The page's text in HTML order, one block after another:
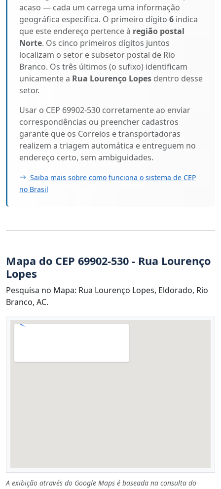
acaso — cada um carrega uma informação
geográfica específica. O primeiro dígito 6 indica
que este endereço pertence à região postal
Norte. Os cinco primeiros dígitos juntos
localizam o setor e subsetor postal de Rio
Branco. Os três últimos (o sufixo) identificam
unicamente a Rua Lourenço Lopes dentro desse
setor.
Usar o CEP 69902-530 corretamente ao enviar
correspondências ou preencher cadastros
garante que os Correios e transportadoras
realizem a triagem automática e entreguem no
endereço certo, sem ambiguidades.
Saiba mais sobre como funciona o sistema de CEP
no Brasil
Mapa do CEP 69902-530 - Rua Lourenço
Lopes
Pesquisa no Mapa: Rua Lourenço Lopes, Eldorado, Rio
Branco, AC.
A exibição através do Google Maps é baseada na consulta do